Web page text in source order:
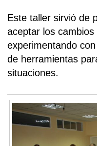
Este taller sirvió de
aceptar los cambios
experimentando
de herramientas
situaciones.